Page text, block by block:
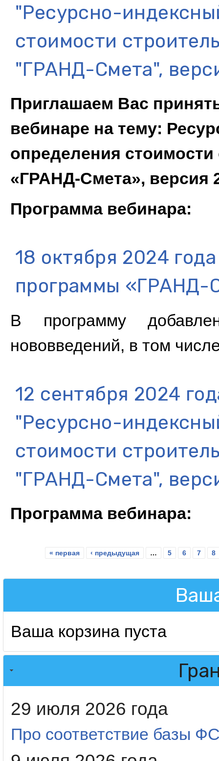
"Ресурсно-
стоимости
"ГРАНД-Смета",
Приглашаем Вас
вебинаре на тему:
определения
«ГРАНД-Смета», версия
Программа вебинара:
18 октября 2024
программы «ГРАНД-
В программу
нововведений, в том
12 сентября 2024
"Ресурсно-
стоимости
"ГРАНД-Смета",
Программа вебинара:
« первая ‹ предыдущая … 5 6 7 8
Ваша корзина пуста
29 июля 2026 года
Про соответствие базы